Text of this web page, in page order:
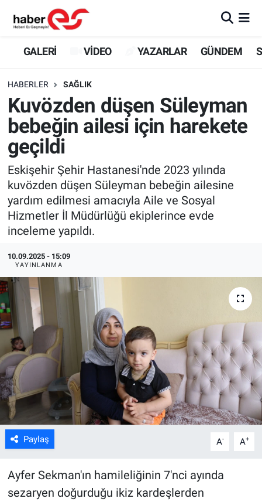
GALERİ VİDEO YAZARLAR GÜNDEM
HABERLER SAĞLIK
Kuvözden düşen Süleyman
bebeğin ailesi için harekete
geçildi
Eskişehir Şehir Hastanesi'nde 2023 yılında
kuvözden düşen Süleyman bebeğin ailesine
yardım edilmesi amacıyla Aile ve Sosyal
Hizmetler İl Müdürlüğü ekiplerince evde
inceleme yapıldı.
10.09.2025 - 15:09
YAYINLANMA
Paylaş A- A+
Ayfer Sekman'ın hamileliğinin 7'nci ayında
sezaryen doğurduğu ikiz kardeşlerden
GALERİ
YAZARLAR
GÜNDEM
SİYASET
TEKNOLOJİ
EKONOMİ
SPOR
ASAYİŞ
Eskişehir Nöbetçi Eczaneler
Eskişehir Trafik Yoğunluk Haritası
Süper Lig Puan Durumu ve Fikstür
Tüm Manşetler
Son Dakika Haberleri
Haber Arşivi